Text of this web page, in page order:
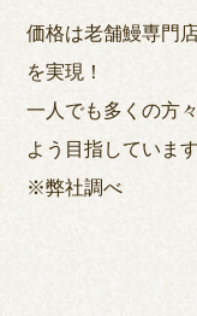
価格は老舗鰻専門
を実現！
一人でも多くの方
よう目指しています
※弊社調べ